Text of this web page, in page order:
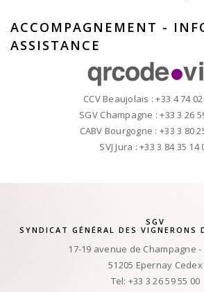
ACCOMPAGNEMENT -
ASSISTANCE
CCV Beaujolais : +33 4 74
SGV Champagne : +33 3 26
CABV Bourgogne : +33 3 80
SVJ Jura : +33 3 84 35 14
SGV
SYNDICAT GÉNÉRAL DES VIGNERONS
17-19 avenue de Champagne -
51205 Epernay Cedex
Tel: +33 3 26 59 55 00